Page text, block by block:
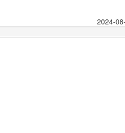
2024-